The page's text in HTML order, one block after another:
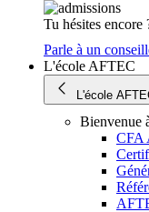
Tu hésites encore
Parle à un
L'école AFTEC
L'école
Bienvenue
CFA